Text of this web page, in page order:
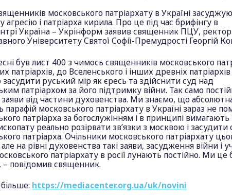
московського патріархату в Україні
агресію і патріарха кирила. Про це під час брифінгу в
Україна – Укрінформ заявив священник ПЦУ, ректор
Університету Святої Софії-Премудрості Георгій
був лист 400 з чимось священників московського
патріархів, до Вселенського і інших древніх патріархів
руський мір як єресь та здійснити суд над
патріархом за його підтримку війни. Так само
від частини духовенства. Ми знаємо, що
парафій московського патріархату в Україні зараз не
патріарха за богослужінням і в принципі вимагають
реально розірвати зв’язки з москвою і засудити
патріарха. Очільники московського патріархату
на рівні духовенства такі заяви, засудження війни і
патріархату в росії лунають постійно. Ми це
– повідомив священник.
https://mediacenter.org.ua/uk/novini